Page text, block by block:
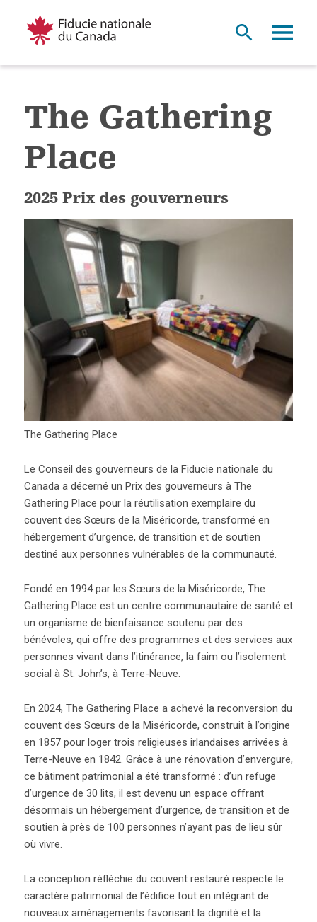
The Gathering
Place
2025 Prix des gouverneurs
The Gathering Place
Le Conseil des gouverneurs de la Fiducie nationale du
Canada a décerné un Prix des gouverneurs à The
Gathering Place pour la réutilisation exemplaire du
couvent des Sœurs de la Miséricorde, transformé en
hébergement d’urgence, de transition et de soutien
destiné aux personnes vulnérables de la communauté.
Fondé en 1994 par les Sœurs de la Miséricorde, The
Gathering Place est un centre communautaire de santé et
un organisme de bienfaisance soutenu par des
bénévoles, qui offre des programmes et des services aux
personnes vivant dans l’itinérance, la faim ou l’isolement
social à St. John’s, à Terre-Neuve.
En 2024, The Gathering Place a achevé la reconversion du
couvent des Sœurs de la Miséricorde, construit à l’origine
en 1857 pour loger trois religieuses irlandaises arrivées à
Terre-Neuve en 1842. Grâce à une rénovation d’envergure,
ce bâtiment patrimonial a été transformé : d’un refuge
d’urgence de 30 lits, il est devenu un espace offrant
désormais un hébergement d’urgence, de transition et de
soutien à près de 100 personnes n’ayant pas de lieu sûr
où vivre.
La conception réfléchie du couvent restauré respecte le
caractère patrimonial de l’édifice tout en intégrant de
nouveaux aménagements favorisant la dignité et la